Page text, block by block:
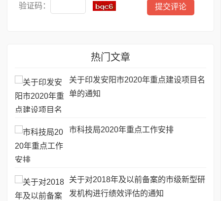
验证码：
热门文章
关于印发安阳市2020年重点建设项目名
单的通知
市科技局2020年重点工作安排
关于对2018年及以前备案的市级新型研
发机构进行绩效评估的通知